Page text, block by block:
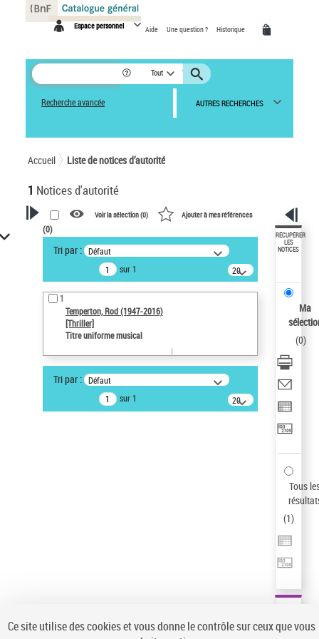
Espace personnel Aide Une question ? Historique
Tout
Recherche avancée AUTRES RECHERCHES
Accueil Liste de notices d’autorité
1 Notices d'autorité
VOTRE RECHERCHE
Recherche avancée dans les
notices d’autorité
Œuvres liées à l'auteur :
Temperton, Rod (1947-2016)
Auteur d’œuvre
Type de notice d'autorité
Titre uniforme musical
Auteur d’œuvre
Voir la sélection (0) Ajouter à mes références
(0)
Tri par : Défaut
sur 1
20
résultats/page
1
Temperton, Rod (1947-2016)
[Thriller]
Titre uniforme musical
Tri par : Défaut
sur 1
20
résultats/page
RÉCUPÉRER
LES
NOTICES
Ma
(0)
Tous
(1)
Panneau de gestion des cookies
Ce site utilise des cookies et vous donne le contrôle sur ceux que vous